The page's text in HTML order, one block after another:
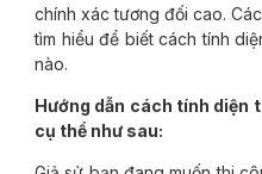
chính xác tương đối cao.
tìm hiểu để biết cách tính
nào.
Hướng dẫn cách tính diện
cụ thể như sau: